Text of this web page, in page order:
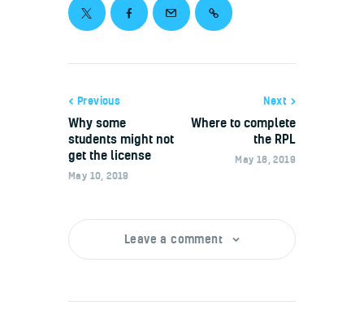
Previous
Why some
students might not
get the license
May 10, 2019
Next
Where to complete
the RPL
May 18, 2019
Leave a comment